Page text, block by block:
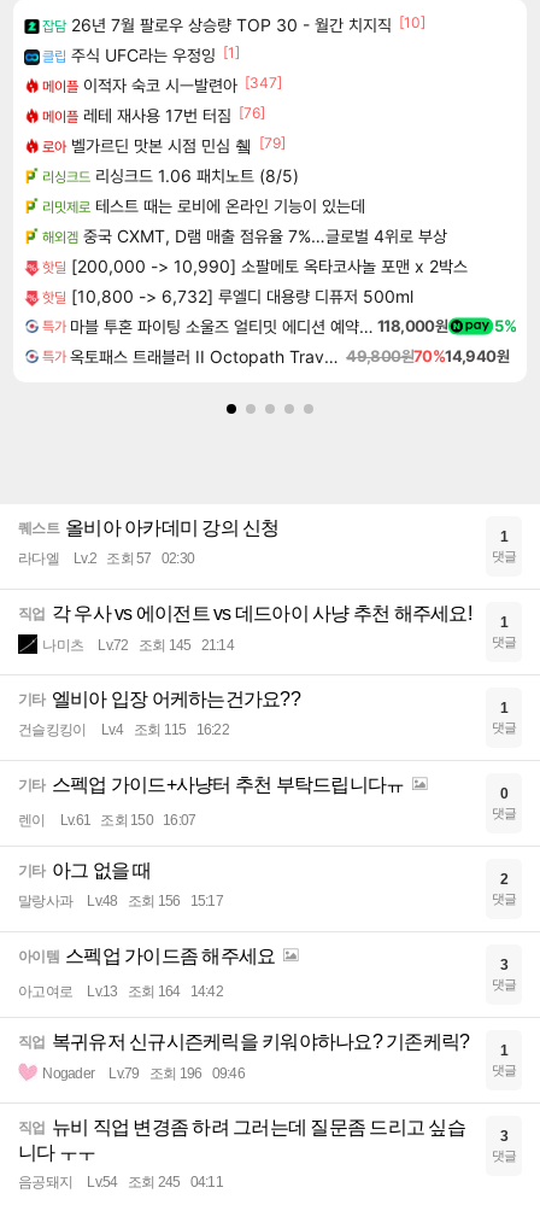
잡담 26년 7월 팔로우 상승량 TOP 30 - 월간 치지직 [10]
클립 주식 UFC라는 우정잉 [1]
메이플 이적자 숙코 시ㅡ발련아 [347]
메이플 레테 재사용 17번 터짐 [76]
로아 벨가르딘 맛본 시점 민심 췤
[79]
리싱크드 리싱크드 1.06 패치노트 (8/5)
리밋제로 테스트 때는 로비에 온라인 기능이 있는데
해외겜 중국 CXMT, D램 매출 점유율 7%…글로벌 4위로 부상
핫딜 [200,000 -> 10,990] 소팔메토 옥타코사놀 포맨 x 2박스
핫딜 [10,800 -> 6,732] 루엘디 대용량 디퓨저 500ml
특가 마블 투혼 파이팅 소울즈 얼티밋 에디션 예약구매 MARVEL Tokon Fighting Souls Ultimate Edition Pre-Purchase 118,000원 5%
특가 옥토패스 트래블러 II Octopath Traveler II 49,800원70%14,940원
퀘스트 올비아 아카데미 강의 신청
라다엘 Lv.2 조회 57 02:30
1
댓글
직업 각 우사 vs 에이전트 vs 데드아이 사냥 추천 해주세요!
나미츠 Lv.72 조회 145 21:14
1
댓글
기타 엘비아 입장 어케하는건가요??
건슬킹킹이 Lv.4 조회 115 16:22
1
댓글
기타 스펙업 가이드+사냥터 추천 부탁드립니다ㅠ
렌이 Lv.61 조회 150 16:07
0
댓글
기타 아그 없을 때
말랑사과 Lv.48 조회 156 15:17
2
댓글
아이템 스펙업 가이드좀 해주세요
아고여로 Lv.13 조회 164 14:42
3
댓글
직업 복귀유저 신규시즌케릭을 키워야하나요? 기존케릭?
Nogader Lv.79 조회 196 09:46
1
댓글
직업
뉴비 직업 변경좀 하려 그러는데 질문좀 드리고 싶습
니다 ㅜㅜ
음공돼지 Lv.54 조회 245 04:11
3
댓글